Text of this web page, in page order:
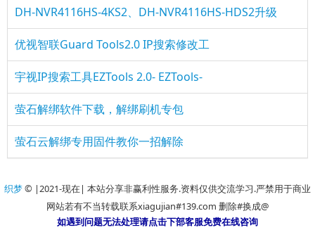
DH-NVR4116HS-4KS2、DH-NVR4116HS-HDS2升级
优视智联Guard Tools2.0 IP搜索修改工
宇视IP搜索工具EZTools 2.0- EZTools-
萤石解绑软件下载，解绑刷机专包
萤石云解绑专用固件教你一招解除
织梦© |2021-现在| 本站分享非赢利性服务.资料仅供交流学习.严禁用于商业
网站若有不当转载联系xiagujian#139.com 删除#换成@
如遇到问题无法处理请点击下部客服免费在线咨询